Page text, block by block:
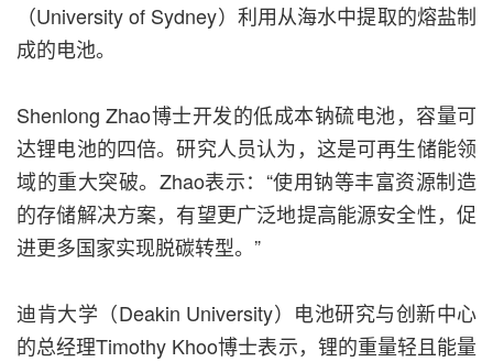
（University of Sydney）利用从海水中提取的熔盐制
成的电池。
Shenlong Zhao博士开发的低成本钠硫电池，容量可
达锂电池的四倍。研究人员认为，这是可再生储能领
域的重大突破。Zhao表示：“使用钠等丰富资源制造
的存储解决方案，有望更广泛地提高能源安全性，促
进更多国家实现脱碳转型。”
迪肯大学（Deakin University）电池研究与创新中心
的总经理Timothy Khoo博士表示，锂的重量轻且能量